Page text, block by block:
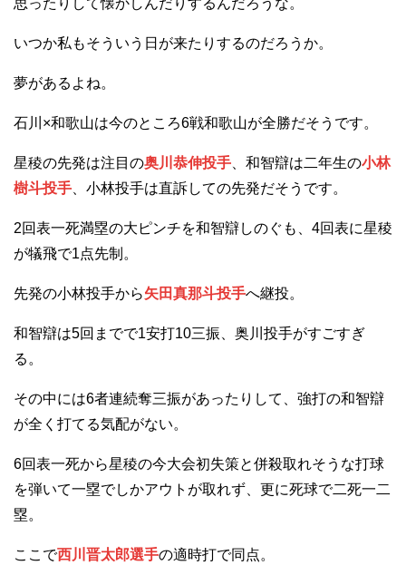
思ったりして懐かしんだりするんだろうな。
いつか私もそういう日が来たりするのだろうか。
夢があるよね。
石川×和歌山は今のところ6戦和歌山が全勝だそうです。
星稜の先発は注目の奥川恭伸投手 、和智辯は二年生の小林
樹斗投手 、小林投手は直訴しての先発だそうです。
2回表一死満塁の大ピンチを和智辯しのぐも、4回表に星稜
が犠飛で1点先制。
先発の小林投手から矢田真那斗投手へ継投。
和智辯は5回までで1安打10三振、奥川投手がすごすぎ
る。
その中には6者連続奪三振があったりして、強打の和智辯
が全く打てる気配がない。
6回表一死から星稜の今大会初失策と併殺取れそうな打球
を弾いて一塁でしかアウトが取れず、更に死球で二死一二
塁。
ここで西川晋太郎選手の適時打で同点。